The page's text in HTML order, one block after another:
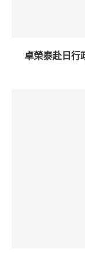
卓榮泰赴日